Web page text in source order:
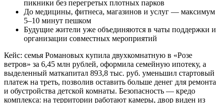
пикники без перегретых плотных парков
До медицины, фитнеса, магазинов и услуг — максимум
5–10 минут пешком
Будущие жители уже объединяются в чаты поддержки и
организации совместных мероприятий
Кейс: семья Романовых купила двухкомнатную в «Розе
ветров» за 6,45 млн рублей, оформила семейную ипотеку, а
выделенный маткапитал 893,8 тыс. руб. уменьшил стартовый
платеж на треть, позволив оставить больше денег для ремонта
и обустройства детской комнаты. Безопасность — кредо
комплекса: на территории работают камеры, двор виден из